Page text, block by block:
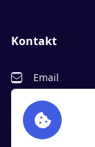
Kontakt
Email
Facebook
Twitter